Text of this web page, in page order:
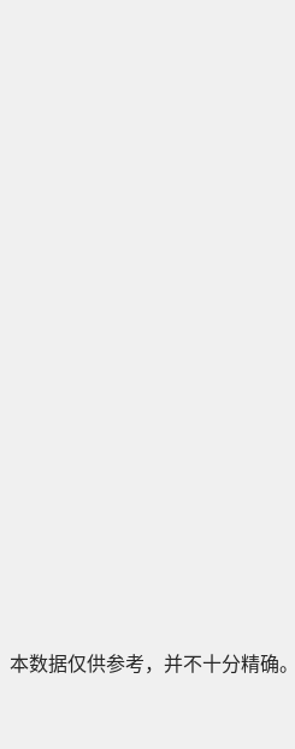
本数据仅供参考，并不十分精确。